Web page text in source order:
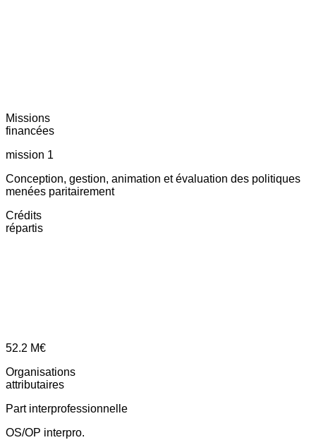
Missions
financées
mission 1
Conception, gestion, animation et évaluation des politiques
menées paritairement
Crédits
répartis
52.2 M€
Organisations
attributaires
Part interprofessionnelle
OS/OP interpro.